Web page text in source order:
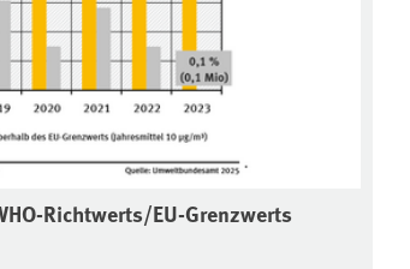
Richtwerts/EU-Grenzwerts